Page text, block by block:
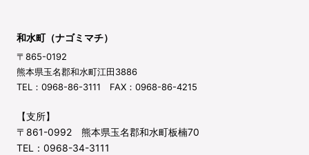
和水町（ナゴミマチ）
〒865-0192
熊本県玉名郡和水町江田3886
TEL：0968-86-3111 FAX：0968-86-4215
【支所】
〒861-0992 熊本県玉名郡和水町板楠70
TEL：0968-34-3111